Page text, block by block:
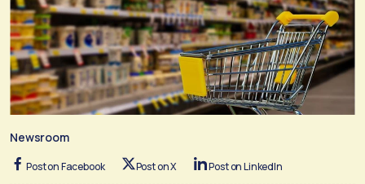
Newsroom
Post on Facebook Post on X Post on LinkedIn